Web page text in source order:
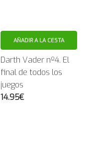
AÑADIR A LA CESTA
Darth Vader nº4. El
final de todos los
juegos
14.95€